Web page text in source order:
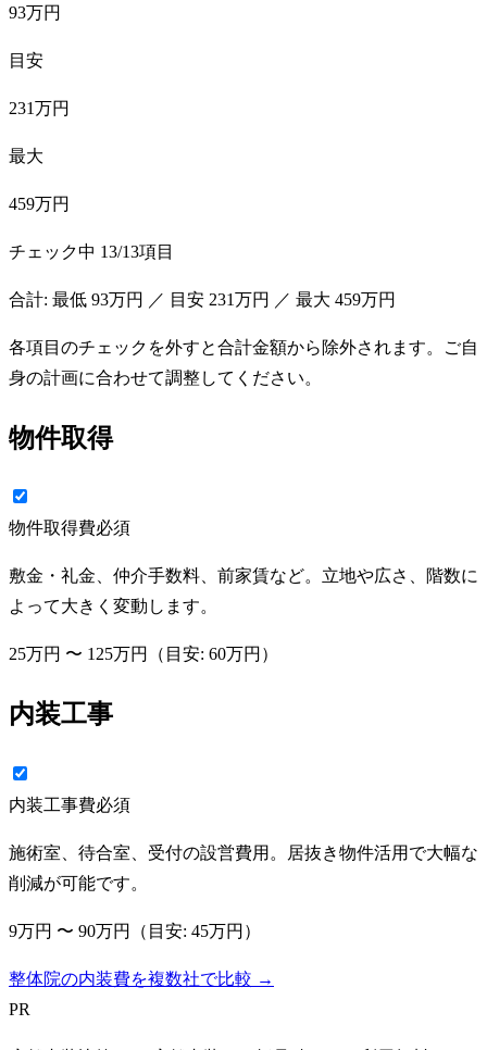
93万円
目安
231万円
最大
459万円
チェック中 13/13項目
合計: 最低 93万円 ／ 目安 231万円 ／ 最大 459万円
各項目のチェックを外すと合計金額から除外されます。ご自
身の計画に合わせて調整してください。
物件取得
物件取得費必須
敷金・礼金、仲介手数料、前家賃など。立地や広さ、階数に
よって大きく変動します。
25万円 〜 125万円 （目安: 60万円 ）
内装工事
内装工事費必須
施術室、待合室、受付の設営費用。居抜き物件活用で大幅な
削減が可能です。
9万円 〜 90万円 （目安: 45万円 ）
整体院の内装費を複数社で比較 →
PR